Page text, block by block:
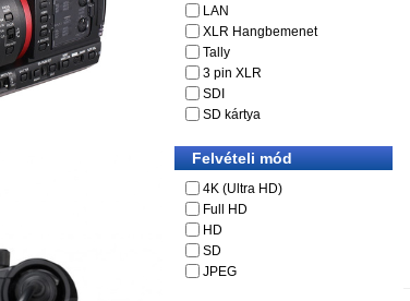
LAN
XLR Hangbemenet
Tally
3 pin XLR
SDI
SD kártya
Felvételi mód
4K (Ultra HD)
Full HD
HD
SD
JPEG